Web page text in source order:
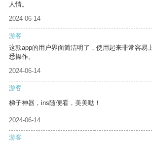
人情。
2024-06-14
游客
这款app的用户界面简洁明了，使用起来非常容易
悉操作。
2024-06-14
游客
梯子神器，ins随便看，美美哒！
2024-06-14
游客